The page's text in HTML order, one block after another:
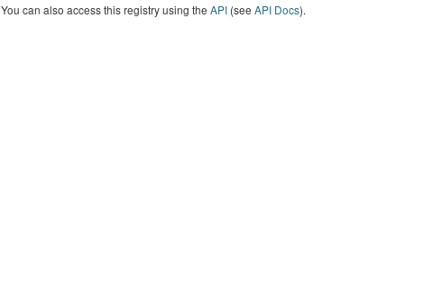
You can also access this registry using the API (see API Docs).